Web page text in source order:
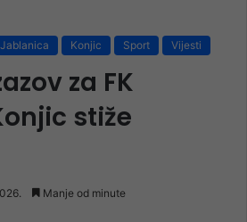
Jablanica Konjic Sport Vijesti
za FK
stiže
Manje od minute